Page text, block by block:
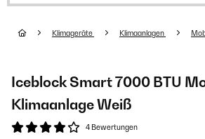
Klimageräte Klimaanlagen
Iceblock Smart 7000 BTU
Klimaanlage Weiß
4 Bewertungen